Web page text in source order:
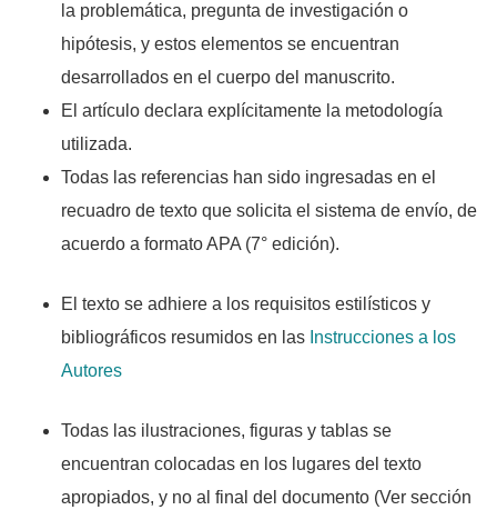
la problemática, pregunta de investigación o
hipótesis, y estos elementos se encuentran
desarrollados en el cuerpo del manuscrito.
El artículo declara explícitamente la metodología
utilizada.
Todas las referencias han sido ingresadas en el
recuadro de texto que solicita el sistema de envío, de
acuerdo a formato APA (7° edición).
El texto se adhiere a los requisitos estilísticos y
bibliográficos resumidos en las Instrucciones a los
Autores
Todas las ilustraciones, figuras y tablas se
encuentran colocadas en los lugares del texto
apropiados, y no al final del documento (Ver sección